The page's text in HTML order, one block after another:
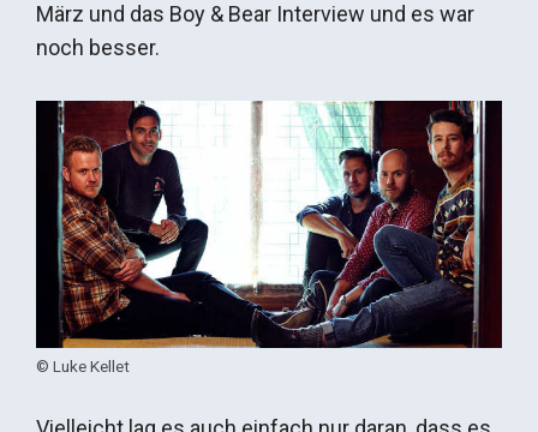
März und das Boy & Bear Interview und es war
noch besser.
© Luke Kellet